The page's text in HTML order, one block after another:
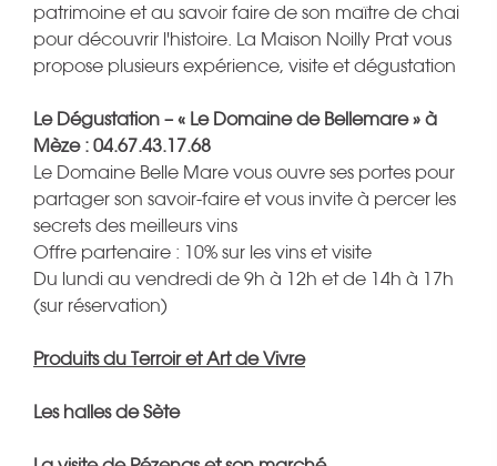
patrimoine et au savoir faire de son maître de chai
pour découvrir l'histoire. La Maison Noilly Prat vous
propose plusieurs expérience, visite et dégustation
Le Dégustation – « Le Domaine de Bellemare » à
Mèze : 04.67.43.17.68
Le Domaine Belle Mare vous ouvre ses portes pour
partager son savoir-faire et vous invite à percer les
secrets des meilleurs vins
Offre partenaire : 10% sur les vins et visite
Du lundi au vendredi de 9h à 12h et de 14h à 17h
(sur réservation)
Produits du Terroir et Art de Vivre
Les halles de Sète